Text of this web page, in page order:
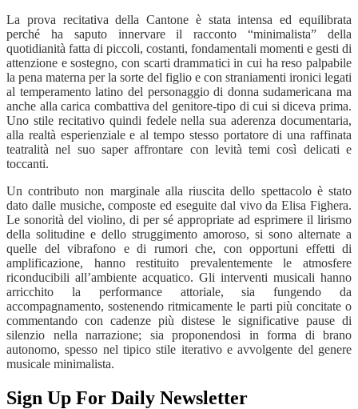
La prova recitativa della Cantone è stata intensa ed equilibrata
perché ha saputo innervare il racconto “minimalista” della
quotidianità fatta di piccoli, costanti, fondamentali momenti e gesti di
attenzione e sostegno, con scarti drammatici in cui ha reso palpabile
la pena materna per la sorte del figlio e con straniamenti ironici legati
al temperamento latino del personaggio di donna sudamericana ma
anche alla carica combattiva del genitore-tipo di cui si diceva prima.
Uno stile recitativo quindi fedele nella sua aderenza documentaria,
alla realtà esperienziale e al tempo stesso portatore di una raffinata
teatralità nel suo saper affrontare con levità temi così delicati e
toccanti.
Un contributo non marginale alla riuscita dello spettacolo è stato
dato dalle musiche, composte ed eseguite dal vivo da Elisa Fighera.
Le sonorità del violino, di per sé appropriate ad esprimere il lirismo
della solitudine e dello struggimento amoroso, si sono alternate a
quelle del vibrafono e di rumori che, con opportuni effetti di
amplificazione, hanno restituito prevalentemente le atmosfere
riconducibili all’ambiente acquatico. Gli interventi musicali hanno
arricchito la performance attoriale, sia fungendo da
accompagnamento, sostenendo ritmicamente le parti più concitate o
commentando con cadenze più distese le significative pause di
silenzio nella narrazione; sia proponendosi in forma di brano
autonomo, spesso nel tipico stile iterativo e avvolgente del genere
musicale minimalista.
Sign Up For Daily Newsletter